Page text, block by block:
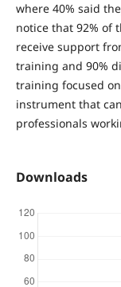
where 40% said
notice that 92% of
receive support
training and 90%
training focused on
instrument that
professionals
Downloads